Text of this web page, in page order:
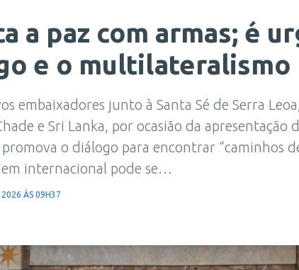
a paz com armas; é
e o multilateralismo
embaixadores junto à Santa Sé de Serra
e Sri Lanka, por ocasião da apresentação
o diálogo para encontrar “caminhos
internacional pode se…
ÀS 09H37